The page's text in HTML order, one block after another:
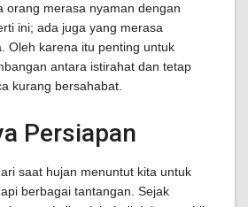
orang merasa nyaman dengan
ini; ada juga yang merasa
Oleh karena itu penting untuk
antara istirahat dan tetap
kurang bersahabat.
Persiapan
saat hujan menuntut kita untuk
berbagai tantangan. Sejak